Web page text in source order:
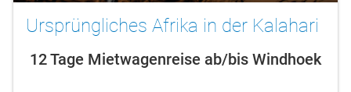
Ursprüngliches Afrika in der Kalahari
12 Tage Mietwagenreise ab/bis Windhoek